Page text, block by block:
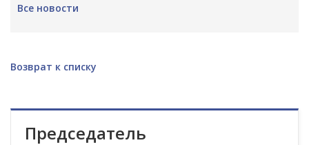
Все новости
Возврат к списку
Председатель